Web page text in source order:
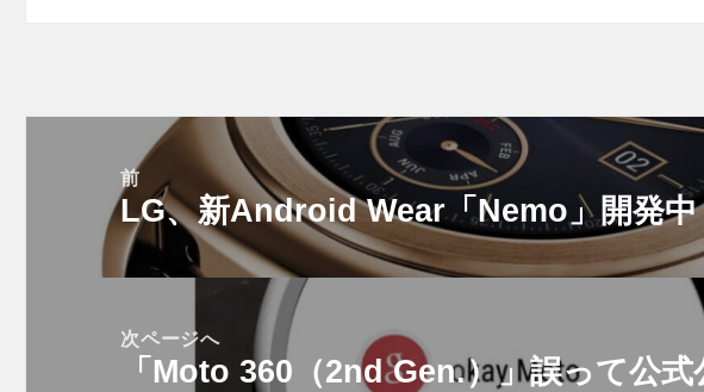
前
前
の
投
LG、新Android Wear「Nemo」開発中
次ページへ
次「Moto 360（2nd Gen.）」誤って公式